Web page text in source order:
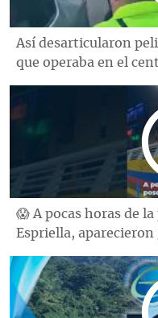
Así desarticularon
que operaba en el
😱 A pocas horas de
Espriella,